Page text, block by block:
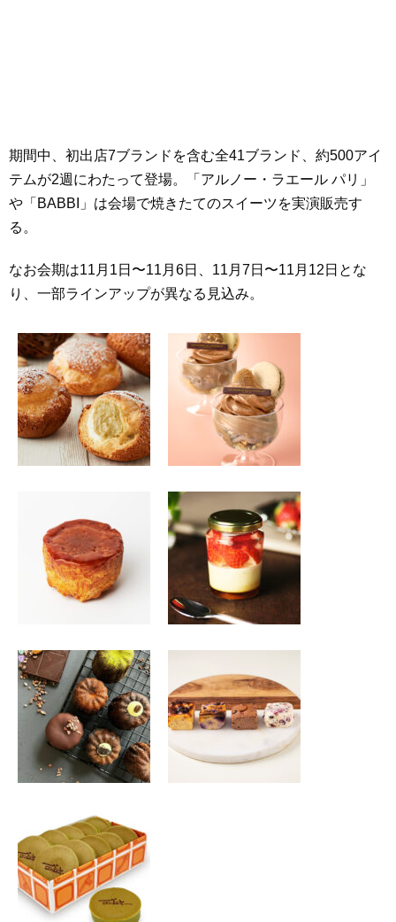
期間中、初出店7ブランドを含む全41ブランド、約500アイ
テムが2週にわたって登場。「アルノー・ラエール パリ」
や「BABBI」は会場で焼きたてのスイーツを実演販売す
る。
なお会期は11月1日〜11月6日、11月7日〜11月12日とな
り、一部ラインアップが異なる見込み。